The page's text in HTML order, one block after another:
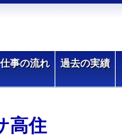
仕事の流れ 過去の実績
績>伊丹市昆陽8丁目の
高住